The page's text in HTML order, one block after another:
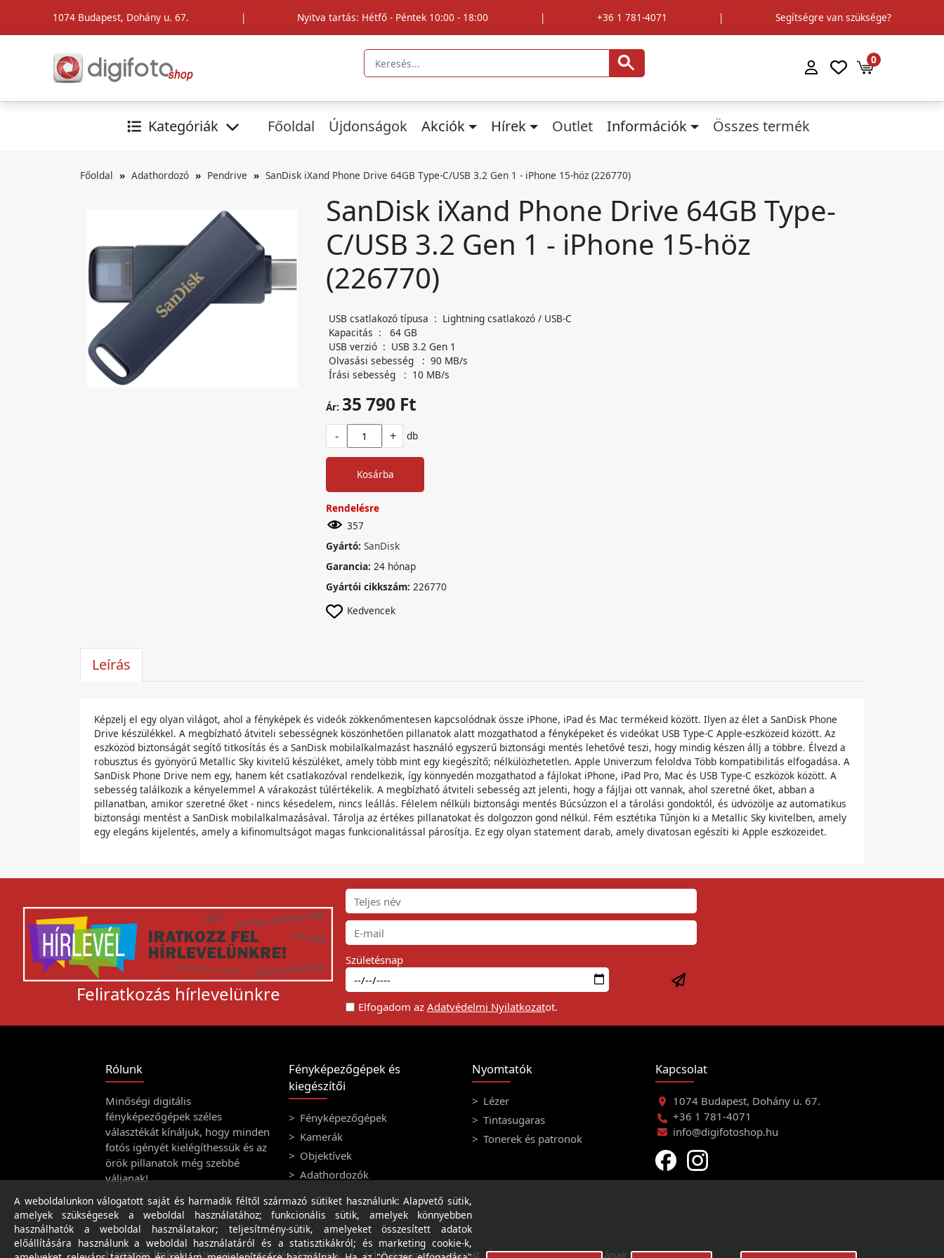
1074 Budapest, Dohány u. 67. | Nyitva tartás: Hétfő - Péntek 10:00 - 18:00 | +36 1 781-4071 | Segítségre van szüksége?
0
Kategóriák Főoldal Újdonságok Akciók Hírek Outlet Információk Összes termék
Főoldal Adathordozó Pendrive SanDisk iXand Phone Drive 64GB Type-C/USB 3.2 Gen 1 - iPhone 15-höz (226770)
SanDisk iXand Phone Drive 64GB Type-
C/USB 3.2 Gen 1 - iPhone 15-höz
(226770)
USB csatlakozó típusa : Lightning csatlakozó / USB-C
Kapacitás : 64 GB
USB verzió : USB 3.2 Gen 1
Olvasási sebesség : 90 MB/s
Írási sebesség : 10 MB/s
Ár: 35 790 Ft
- + db
Kosárba
Rendelésre
357
Gyártó: SanDisk
Garancia: 24 hónap
Gyártói cikkszám: 226770
Kedvencek
Leírás
Képzelj el egy olyan világot, ahol a fényképek és videók zökkenőmentesen kapcsolódnak össze iPhone, iPad és Mac termékeid között. Ilyen az élet a SanDisk Phone
Drive készülékkel. A megbízható átviteli sebességnek köszönhetően pillanatok alatt mozgathatod a fényképeket és videókat USB Type-C Apple-eszközeid között. Az
eszközöd biztonságát segítő titkosítás és a SanDisk mobilalkalmazást használó egyszerű biztonsági mentés lehetővé teszi, hogy mindig készen állj a többre. Élvezd a
robusztus és gyönyörű Metallic Sky kivitelű készüléket, amely több mint egy kiegészítő; nélkülözhetetlen. Apple Univerzum feloldva Több kompatibilitás elfogadása. A
SanDisk Phone Drive nem egy, hanem két csatlakozóval rendelkezik, így könnyedén mozgathatod a fájlokat iPhone, iPad Pro, Mac és USB Type-C eszközök között. A
sebesség találkozik a kényelemmel A várakozást túlértékelik. A megbízható átviteli sebesség azt jelenti, hogy a fájljai ott vannak, ahol szeretné őket, abban a
pillanatban, amikor szeretné őket - nincs késedelem, nincs leállás. Félelem nélküli biztonsági mentés Búcsúzzon el a tárolási gondoktól, és üdvözölje az automatikus
biztonsági mentést a SanDisk mobilalkalmazásával. Tárolja az értékes pillanatokat és dolgozzon gond nélkül. Fém esztétika Tűnjön ki a Metallic Sky kivitelben, amely
egy elegáns kijelentés, amely a kifinomultságot magas funkcionalitással párosítja. Ez egy olyan statement darab, amely divatosan egészíti ki Apple eszközeidet.
Feliratkozás hírlevelünkre
Születésnap
Elfogadom az Adatvédelmi Nyilatkozatot.
Rólunk
Minőségi digitális
fényképezőgépek széles
választékát kínáljuk, hogy minden
fotós igényét kielégíthessük és az
örök pillanatok még szebbé
váljanak!
Fényképezőgépek és
kiegészítői
Fényképezőgépek
Kamerák
Objektívek
Adathordozók
Nyomtatók
Lézer
Tintasugaras
Tonerek és patronok
Kapcsolat
1074 Budapest, Dohány u. 67.
+36 1 781-4071
info@digifotoshop.hu
Hasznos linkek Általános szerződési feltételek Adatvédelmi nyilatkozat A weboldal használatának feltételei
A weboldalunkon válogatott saját és harmadik féltől származó sütiket használunk: Alapvető sütik,
amelyek szükségesek a weboldal használatához; funkcionális sütik, amelyek könnyebben
használhatók a weboldal használatakor; teljesítmény-sütik, amelyeket összesített adatok
előállítására használunk a weboldal használatáról és a statisztikákról; és marketing cookie-k,